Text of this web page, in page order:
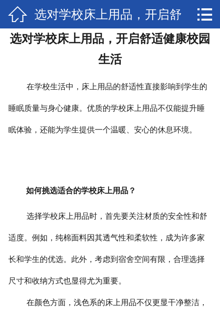
 网站首页
联系我们
厂房实景
公司简介
 选对学校床上用品，开启舒
适健康校园生活

选对学校床上用品，开启舒适健康校园
生活
在学校生活中，床上用品的舒适性直接影响到学生的
睡眠质量与身心健康。优质的学校床上用品不仅能提升睡
眠体验，还能为学生提供一个温暖、安心的休息环境。
如何挑选适合的学校床上用品？
选择学校床上用品时，首先要关注材质的安全性和舒
适度。例如，纯棉面料因其透气性和柔软性，成为许多家
长和学生的优选。此外，考虑到宿舍空间有限，合理选择
尺寸和收纳方式也显得尤为重要。
在颜色方面，浅色系的床上用品不仅更显干净整洁，